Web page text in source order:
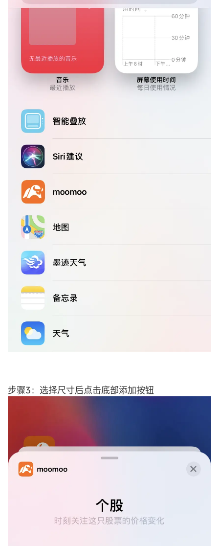
步骤3：选择尺寸后点击底部添加按钮